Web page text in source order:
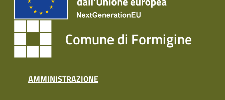
Comune di Formigine
AMMINISTRAZIONE